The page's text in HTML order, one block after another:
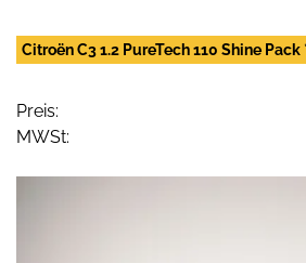
Citroën C3 1.2 PureTech 110 Shine Pack
Preis:
MWSt: